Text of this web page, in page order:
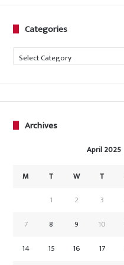
Categories
Categories
Archives
April 2025
M T W T
1
2 3
7
8 9 10
14
15 16 17